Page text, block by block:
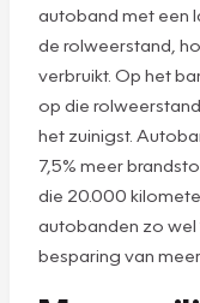
autoband met een
de rolweerstand,
verbruikt. Op het
op die
het zuinigst.
7,5% meer
die 20.000
autobanden zo wel
besparing van